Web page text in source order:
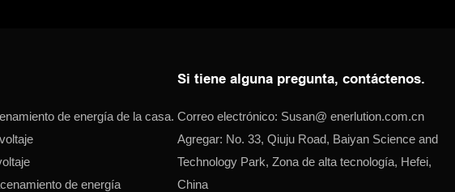
de energía de la casa.
de energía
Si tiene alguna pregunta, contáctenos.
Correo electrónico: Susan@ enerlution.com.cn
Agregar: No. 33, Qiuju Road, Baiyan Science and
Technology Park, Zona de alta tecnología, Hefei,
China